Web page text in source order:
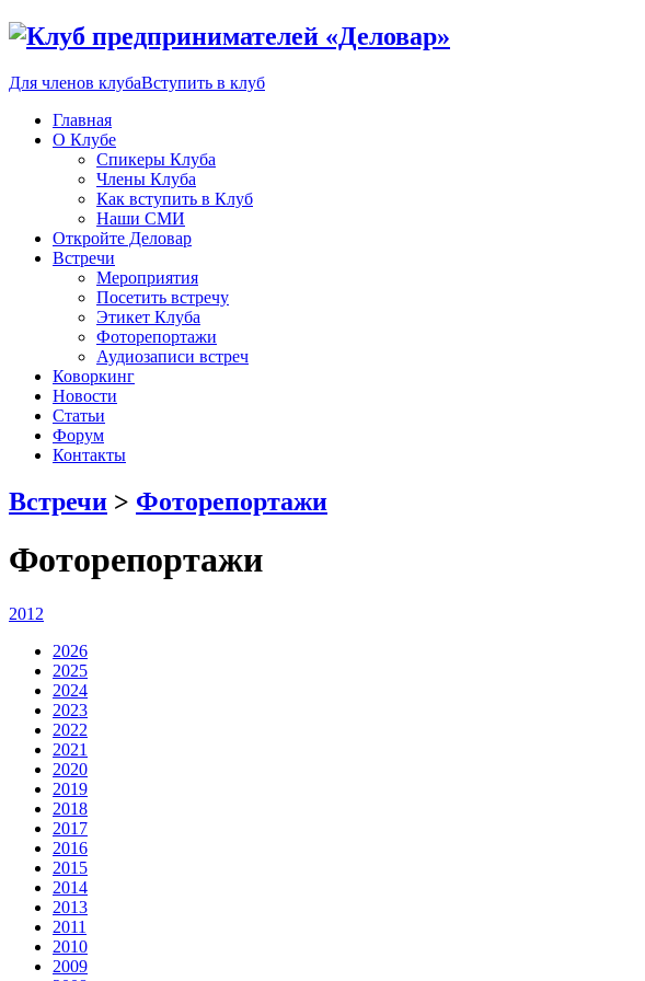
Для членов клубаВступить в клуб
Главная
О Клубе
Спикеры Клуба
Члены Клуба
Как вступить в Клуб
Наши СМИ
Откройте Деловар
Встречи
Мероприятия
Посетить встречу
Этикет Клуба
Фоторепортажи
Аудиозаписи встреч
Коворкинг
Новости
Статьи
Форум
Контакты
Встречи > Фоторепортажи
Фоторепортажи
2012
2026
2025
2024
2023
2022
2021
2020
2019
2018
2017
2016
2015
2014
2013
2011
2010
2009